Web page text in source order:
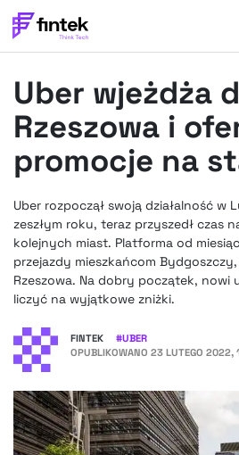
BANKOWOŚĆ
EVENTY
FELIETONY
WYWIADY
PODCASTY
FINTEKEXTRA
OKIEM EKSPERTA
Uber wjeżdża
Rzeszowa i
promocje na
Uber rozpoczął swoją działalność w
zeszłym roku, teraz przyszedł czas
kolejnych miast. Platforma od
przejazdy mieszkańcom
Rzeszowa. Na dobry początek,
liczyć na wyjątkowe zniżki.
FINTEK #UBER
OPUBLIKOWANO 23 LUTEGO 2022,